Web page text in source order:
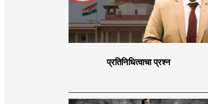
प्रतिनिधित्वाचा प्रश्न